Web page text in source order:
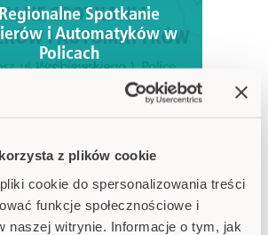
z plików cookie
cookie do spersonalizowania treści
funkcje społecznościowe i
naszej witrynie. Informacje o tym, jak
Spotkanie
i Automatyków w
Policach
22 MAJA 2025